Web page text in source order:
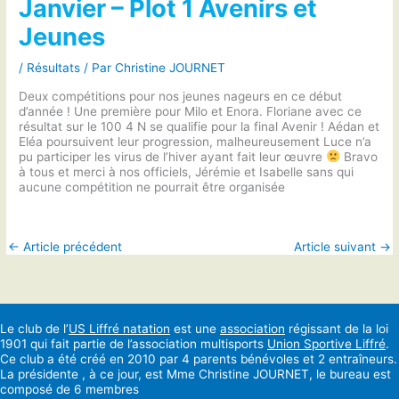
Janvier – Plot 1 Avenirs et
Jeunes
/ Résultats / ParChristine JOURNET
Deux compétitions pour nos jeunes nageurs en ce début
d’année ! Une première pour Milo et Enora. Floriane avec ce
résultat sur le 100 4 N se qualifie pour la final Avenir ! Aédan et
Eléa poursuivent leur progression, malheureusement Luce n’a
pu participer les virus de l’hiver ayant fait leur œuvre
Bravo
à tous et merci à nos officiels, Jérémie et Isabelle sans qui
aucune compétition ne pourrait être organisée
← Article précédent Article suivant →
Le club de l’US Liffré natation est une association régissant de la loi
1901 qui fait partie de l’association multisports Union Sportive Liffré.
Ce club a été créé en 2010 par 4 parents bénévoles et 2 entraîneurs.
La présidente , à ce jour, est Mme Christine JOURNET, le bureau est
composé de 6 membres